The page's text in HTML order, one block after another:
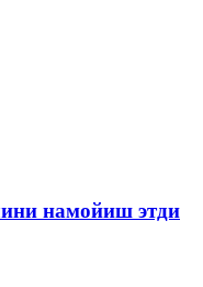
намойиш этди